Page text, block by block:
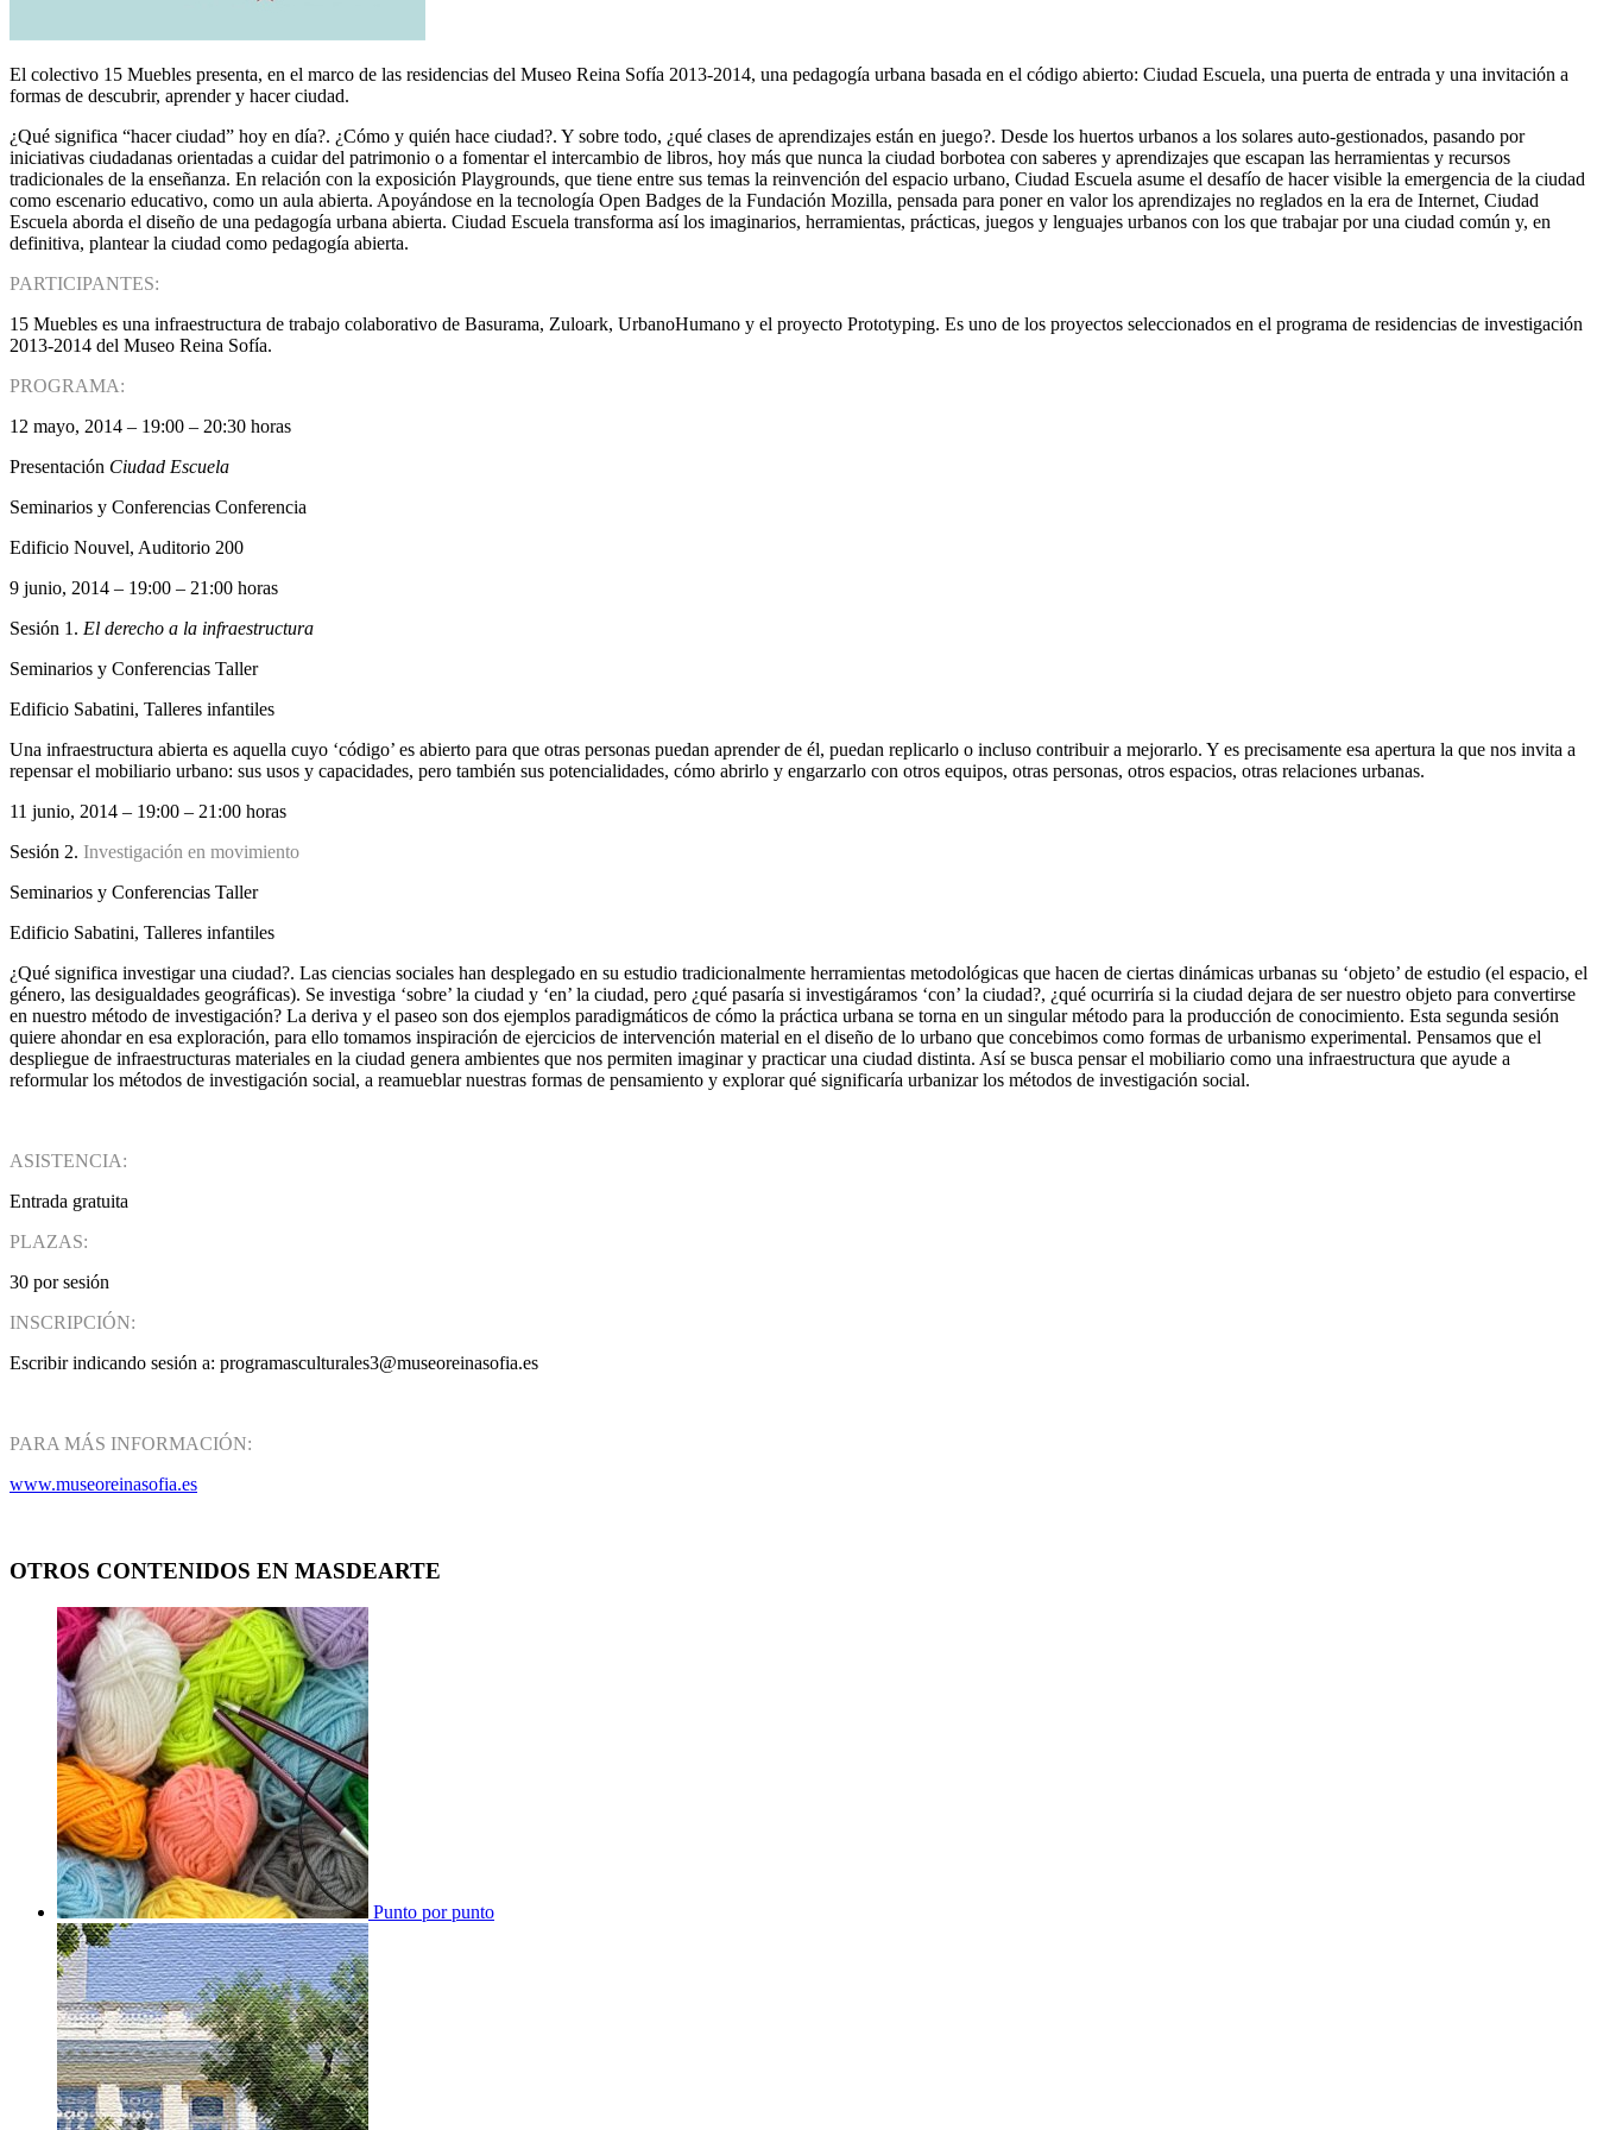
El colectivo 15 Muebles presenta, en el marco de las residencias del Museo Reina Sofía 2013-2014, una pedagogía urbana basada en el código abierto: Ciudad Escuela, una puerta de entrada y una invitación a
formas de descubrir, aprender y hacer ciudad.
¿Qué significa “hacer ciudad” hoy en día?. ¿Cómo y quién hace ciudad?. Y sobre todo, ¿qué clases de aprendizajes están en juego?. Desde los huertos urbanos a los solares auto-gestionados, pasando por
iniciativas ciudadanas orientadas a cuidar del patrimonio o a fomentar el intercambio de libros, hoy más que nunca la ciudad borbotea con saberes y aprendizajes que escapan las herramientas y recursos
tradicionales de la enseñanza. En relación con la exposición Playgrounds, que tiene entre sus temas la reinvención del espacio urbano, Ciudad Escuela asume el desafío de hacer visible la emergencia de la ciudad
como escenario educativo, como un aula abierta. Apoyándose en la tecnología Open Badges de la Fundación Mozilla, pensada para poner en valor los aprendizajes no reglados en la era de Internet, Ciudad
Escuela aborda el diseño de una pedagogía urbana abierta. Ciudad Escuela transforma así los imaginarios, herramientas, prácticas, juegos y lenguajes urbanos con los que trabajar por una ciudad común y, en
definitiva, plantear la ciudad como pedagogía abierta.
PARTICIPANTES:
15 Muebles es una infraestructura de trabajo colaborativo de Basurama, Zuloark, UrbanoHumano y el proyecto Prototyping. Es uno de los proyectos seleccionados en el programa de residencias de investigación
2013-2014 del Museo Reina Sofía.
PROGRAMA:
12 mayo, 2014 – 19:00 – 20:30 horas
Presentación Ciudad Escuela
Seminarios y Conferencias Conferencia
Edificio Nouvel, Auditorio 200
9 junio, 2014 – 19:00 – 21:00 horas
Sesión 1. El derecho a la infraestructura
Seminarios y Conferencias Taller
Edificio Sabatini, Talleres infantiles
Una infraestructura abierta es aquella cuyo ‘código’ es abierto para que otras personas puedan aprender de él, puedan replicarlo o incluso contribuir a mejorarlo. Y es precisamente esa apertura la que nos invita a
repensar el mobiliario urbano: sus usos y capacidades, pero también sus potencialidades, cómo abrirlo y engarzarlo con otros equipos, otras personas, otros espacios, otras relaciones urbanas.
11 junio, 2014 – 19:00 – 21:00 horas
Sesión 2. Investigación en movimiento
Seminarios y Conferencias Taller
Edificio Sabatini, Talleres infantiles
¿Qué significa investigar una ciudad?. Las ciencias sociales han desplegado en su estudio tradicionalmente herramientas metodológicas que hacen de ciertas dinámicas urbanas su ‘objeto’ de estudio (el espacio, el
género, las desigualdades geográficas). Se investiga ‘sobre’ la ciudad y ‘en’ la ciudad, pero ¿qué pasaría si investigáramos ‘con’ la ciudad?, ¿qué ocurriría si la ciudad dejara de ser nuestro objeto para convertirse
en nuestro método de investigación? La deriva y el paseo son dos ejemplos paradigmáticos de cómo la práctica urbana se torna en un singular método para la producción de conocimiento. Esta segunda sesión
quiere ahondar en esa exploración, para ello tomamos inspiración de ejercicios de intervención material en el diseño de lo urbano que concebimos como formas de urbanismo experimental. Pensamos que el
despliegue de infraestructuras materiales en la ciudad genera ambientes que nos permiten imaginar y practicar una ciudad distinta. Así se busca pensar el mobiliario como una infraestructura que ayude a
reformular los métodos de investigación social, a reamueblar nuestras formas de pensamiento y explorar qué significaría urbanizar los métodos de investigación social.
ASISTENCIA:
Entrada gratuita
PLAZAS:
30 por sesión
INSCRIPCIÓN:
Escribir indicando sesión a: programasculturales3@museoreinasofia.es
PARA MÁS INFORMACIÓN:
www.museoreinasofia.es
OTROS CONTENIDOS EN MASDEARTE
Punto por punto